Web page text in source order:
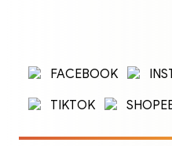
Nhập tên đăng nhập/
FACEBOOK
TIKTOK